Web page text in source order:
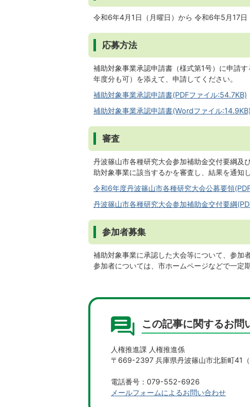
令和6年4月1日（月曜日）から 令和6年5月17
応募方法
補助対象事業承認申請書（様式第1号）に申請
年度分も可）を添えて、申請してください。
補助対象事業承認申請書(PDFファイル:54.7KB)
補助対象事業承認申請書(Wordファイル:14.9KB)
審査
丹波篠山市各種研究大会参加補助金交付要綱及
助対象事業に該当するかを審査し、結果を通知し
令和6年度丹波篠山市各種研究大会公募要領
丹波篠山市各種研究大会参加補助金交付要綱
参加者募集
補助対象事業に承認した大会等について、参加
参加者については、市ホームページなどで一定
この記事に関するお問
人権推進課 人権推進係
〒669-2397 兵庫県丹波篠山市北新町41（
電話番号：079-552-6926
メールフォームによるお問い合わせ